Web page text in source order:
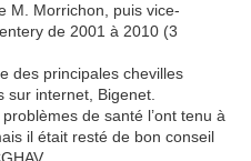
M. Morrichon, puis vice-
de 2001 à 2010 (3
des principales chevilles
sur internet, Bigenet.
de santé l’ont tenu à
il était resté de bon conseil